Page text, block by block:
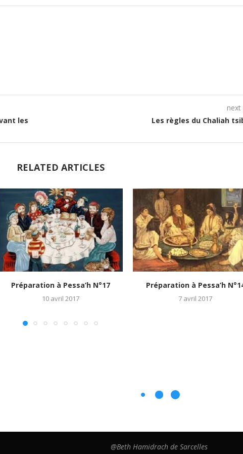
les
Les règles du Chaliah
RELATED ARTICLES
Préparation à Pessa’h N°17
10 avril 2017
Préparation à Pessa’h
7 avril 2017
@Beth Hamidrach de Sarcelles